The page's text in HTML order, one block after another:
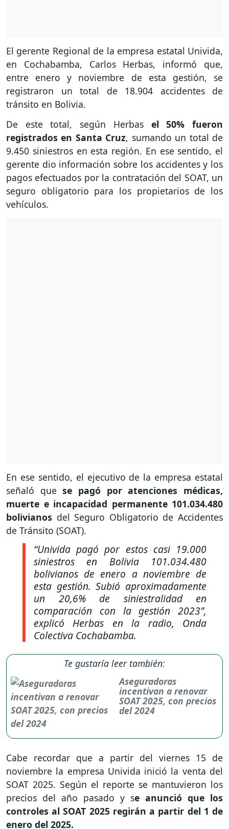
El gerente Regional de la empresa estatal Univida,
en Cochabamba, Carlos Herbas, informó que,
entre enero y noviembre de esta gestión, se
registraron un total de 18.904 accidentes de
tránsito en Bolivia.
De este total, según Herbasel 50% fueron
registrados en Santa Cruz, sumando un total de
9.450 siniestros en esta región. En ese sentido, el
gerente dio información sobre los accidentes y los
pagos efectuados por la contratación del SOAT, un
seguro obligatorio para los propietarios de los
vehículos.
En ese sentido, el ejecutivo de la empresa estatal
señaló que se pagó por atenciones médicas,
muerte e incapacidad permanente 101.034.480
bolivianos del Seguro Obligatorio de Accidentes
de Tránsito (SOAT).
“Univida pagó por estos casi 19.000
siniestros en Bolivia 101.034.480
bolivianos de enero a noviembre de
esta gestión. Subió aproximadamente
un 20,6% de siniestralidad en
comparación con la gestión 2023”,
explicó Herbas en la radio, Onda
Colectiva Cochabamba.
Te gustaría leer también:
Aseguradoras
incentivan a renovar
SOAT 2025, con precios
del 2024
Cabe recordar que a partir del viernes 15 de
noviembre la empresa Univida inició la venta del
SOAT 2025. Según el reporte se mantuvieron los
precios del año pasado y se anunció que los
controles al SOAT 2025 regirán a partir del 1 de
enero del 2025.